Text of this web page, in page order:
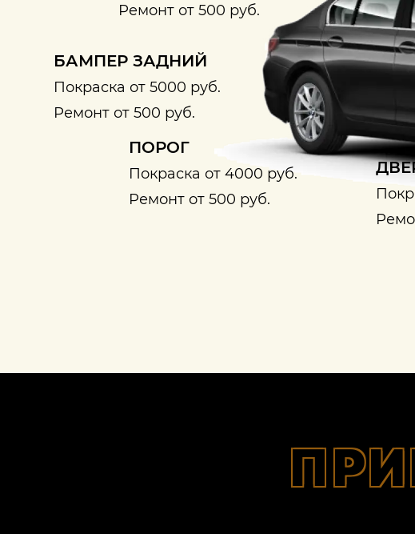
Ремонт от 500 руб.
БАМПЕР ЗАДНИЙ
Покраска от 5000 руб.
Ремонт от 500 руб.
ПОРОГ
Покраска от 4000 руб.
Ремонт от 500 руб.